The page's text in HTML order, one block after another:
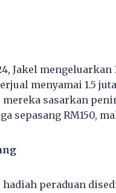
Jakel
menyamai 1.5
sasarkan
sepasang RM150,
peraduan